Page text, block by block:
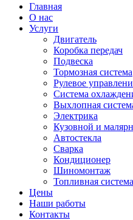
Главная
О нас
Услуги
Двигатель
Коробка передач
Подвеска
Тормозная система
Рулевое
Система
Выхлопная
Электрика
Кузовной и
Автостекла
Сварка
Кондиционер
Шиномонтаж
Топливная система
Цены
Наши работы
Контакты